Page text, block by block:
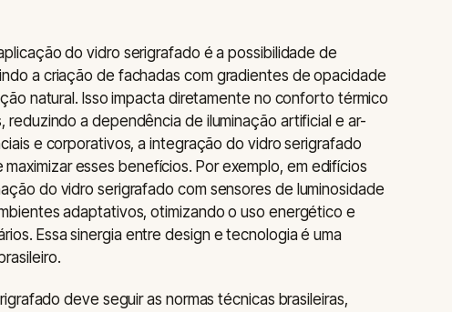
do vidro serigrafado é a possibilidade de
a criação de fachadas com gradientes de opacidade
natural. Isso impacta diretamente no conforto térmico
reduzindo a dependência de iluminação artificial e ar-
e corporativos, a integração do vidro serigrafado
esses benefícios. Por exemplo, em edifícios
do vidro serigrafado com sensores de luminosidade
adaptativos, otimizando o uso energético e
Essa sinergia entre design e tecnologia é uma
deve seguir as normas técnicas brasileiras,